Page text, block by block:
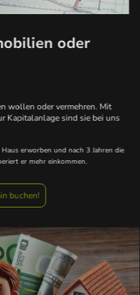
oder
wollen oder vermehren. Mit
Kapitalanlage sind sie bei uns
erworben und nach 3 Jahren die
er mehr einkommen.
buchen!